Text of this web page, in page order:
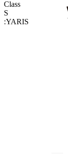
Class
S
:YARIS